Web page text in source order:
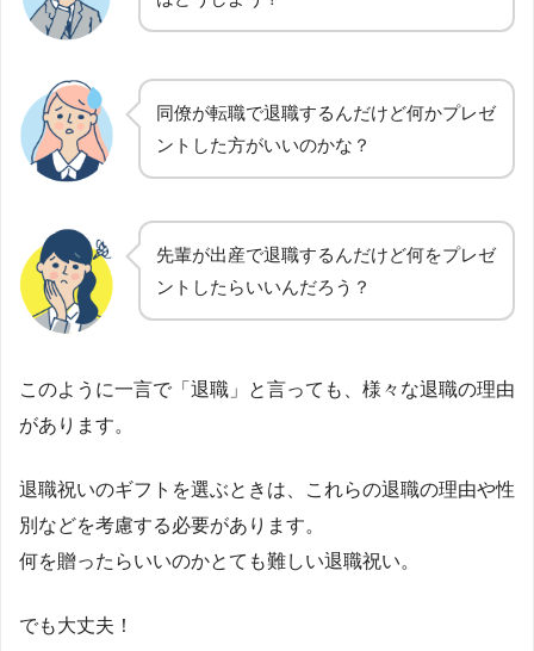
同僚が転職で退職するんだけど何かプレゼ
ントした方がいいのかな？
先輩が出産で退職するんだけど何をプレゼ
ントしたらいいんだろう？
このように一言で「退職」と言っても、様々な退職の理由
があります。
退職祝いのギフトを選ぶときは、これらの退職の理由や性
別などを考慮する必要があります。
何を贈ったらいいのかとても難しい退職祝い。
でも大丈夫！